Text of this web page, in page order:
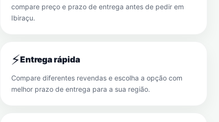
compare preço e prazo de entrega antes de pedir em
Ibiraçu.
⚡Entrega rápida
Compare diferentes revendas e escolha a opção com
melhor prazo de entrega para a sua região.